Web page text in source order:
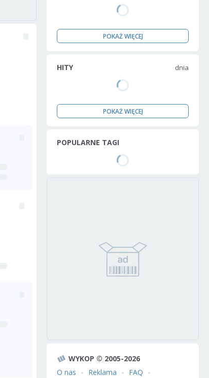
POKAŻ WIĘCEJ
HITY dnia
POKAŻ WIĘCEJ
POPULARNE TAGI
WYKOP © 2005-2026
O nas
Reklama
FAQ